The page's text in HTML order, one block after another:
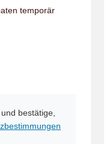
temporär
bestätige,